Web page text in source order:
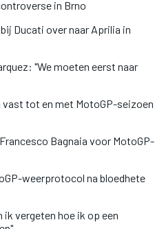
in Brno
Ducati over naar Aprilia in
"We moeten eerst naar
tot en met MotoGP-seizoen
Bagnaia voor MotoGP-
weerprotocol na bloedhete
ik vergeten hoe ik op een